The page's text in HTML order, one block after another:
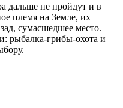
дальше не пройдут и в
племя на Земле, их
сумасшедшее место.
рыбалка-грибы-охота и